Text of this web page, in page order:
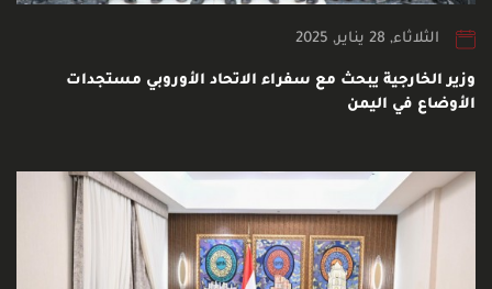
الثلاثاء, 28 يناير, 2025
وزير الخارجية يبحث مع سفراء الاتحاد الأوروبي مستجدات
الأوضاع في اليمن